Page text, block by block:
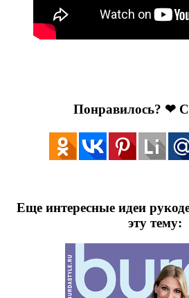
Понравилось? ❤
Еще интересные идеи
эту тему: